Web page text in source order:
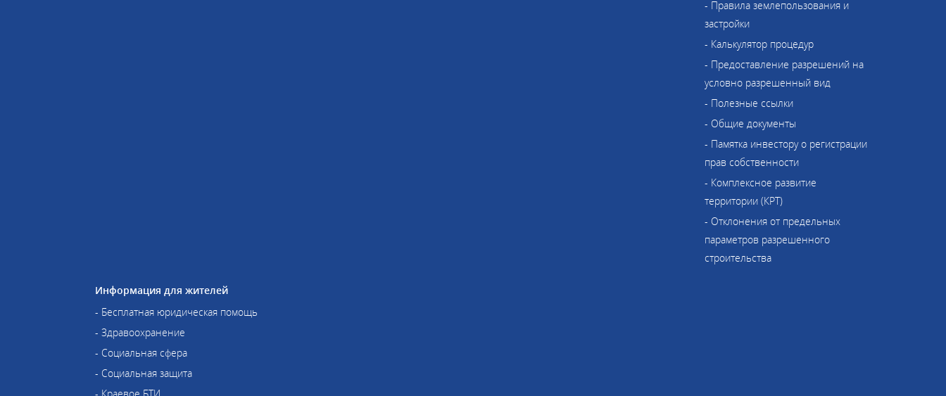
- Правила землепользования и
застройки
- Калькулятор процедур
- Предоставление разрешений на
условно разрешенный вид
- Полезные ссылки
- Общие документы
- Памятка инвестору о регистрации
прав собственности
- Комплексное развитие
территории (КРТ)
- Отклонения от предельных
параметров разрешенного
строительства
Информация для жителей
- Бесплатная юридическая помощь
- Здравоохранение
- Социальная сфера
- Социальная защита